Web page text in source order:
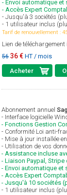
- Envoi automatique et
- Accès Expert
- Jusqu'à 3 sociétés
- 1 utilisateur inclus
Tarif de renouvellement :
Lien de
56 36 € HT / mois
Acheter
Abonnement annuel
- Interface logicielle
- Fonctions Gestion
- Conformité Loi anti-
- Mise à jour installée
- Utilisation de vos
- Assistance incluse
- Liaison Paypal, Stripe
- Envoi automatique et
- Accès Expert
- Jusqu'à 10 sociétés
- 1 utilisateur inclus